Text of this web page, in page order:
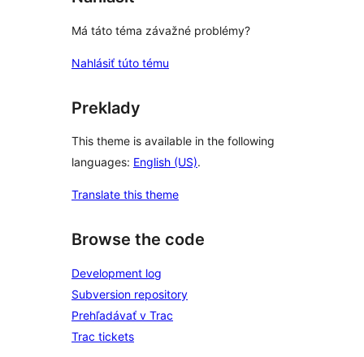
Má táto téma závažné problémy?
Nahlásiť túto tému
Preklady
This theme is available in the following
languages: English (US).
Translate this theme
Browse the code
Development log
Subversion repository
Prehľadávať v Trac
Trac tickets